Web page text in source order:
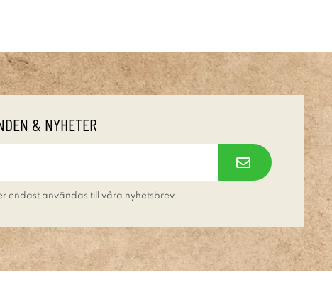
& NYHETER
endast användas till våra nyhetsbrev.